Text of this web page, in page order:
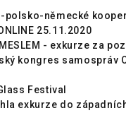
polsko-německé
25.11.2020
- exkurze za
kongres samospráv
Festival
exkurze do